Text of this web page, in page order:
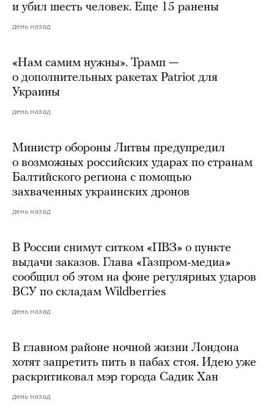
и убил шесть человек. Еще 15 ранены
день назад
«Нам самим нужны». Трамп —
о дополнительных ракетах Patriot для
Украины
день назад
Министр обороны Литвы предупредил
о возможных российских ударах по странам
Балтийского региона с помощью
захваченных украинских дронов
день назад
В России снимут ситком «ПВЗ» о пункте
выдачи заказов. Глава «Газпром-медиа»
сообщил об этом на фоне регулярных ударов
ВСУ по складам Wildberries
день назад
В главном районе ночной жизни Лондона
хотят запретить пить в пабах стоя. Идею уже
раскритиковал мэр города Садик Хан
день назад